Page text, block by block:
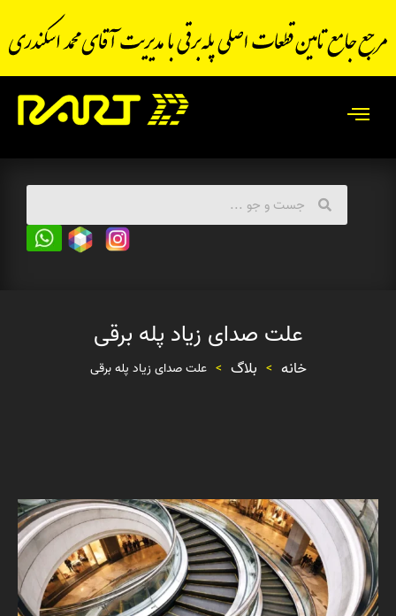
علت صدای زیاد پله برقی
خانه > بلاگ > علت صدای زیاد پله برقی